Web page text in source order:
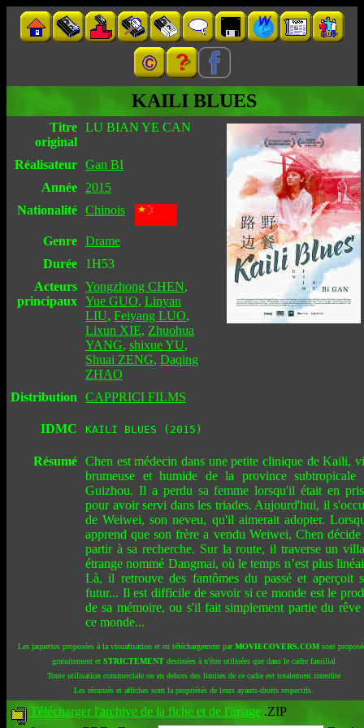
KAILI BLUES
Titre
original
LU BIAN YE CAN
Réalisateur Gan BI
Année
2015
Nationalité Chinois
Genre Drame
Durée
1H53
Acteurs
principaux
Yongzhong CHEN,
Yue GUO, Linyan
LIU, Feiyang LUO,
Lixun XIE, Zhuohua
YANG, shixue YU,
Shuai ZENG, Daqing
ZHAO
Distribution
CAPPRICI FILMS
IDMC KAILI BLUES (2015)
Résumé Chen est médecin dans une petite clinique de Kaili,
brumeuse et humide de la province subtropicale
Guizhou. Il a perdu sa femme lorsqu'il était en
pour avoir servi dans les triades. Aujourd'hui, il
de Weiwei, son neveu, qu'il aimerait adopter.
apprend que son frère a vendu Weiwei, Chen décide
partir à sa recherche. Sur la route, il traverse un
étrange nommé Dangmai, où le temps n’est plus
Là, il retrouve des fantômes du passé et aperçoit
futur... Il est difficile de savoir si ce monde est le
de sa mémoire, ou s'il fait simplement partie du rêve
ce monde...
Les jaquettes proposées à la visualisation et en téléchargement parMOVIECOVERS.COM sont
gratuitement et STRICTEMENT destinées à n'être utilisées que dans le cadre familial
Toute utilisation commerciale ou en dehors des limites de ce cadre est totalement interdite
Les résumés et affiches sont la propriétés de leurs ayants-droits respectifs.
Télécharger l'archive de la fiche et de l'image .ZIP